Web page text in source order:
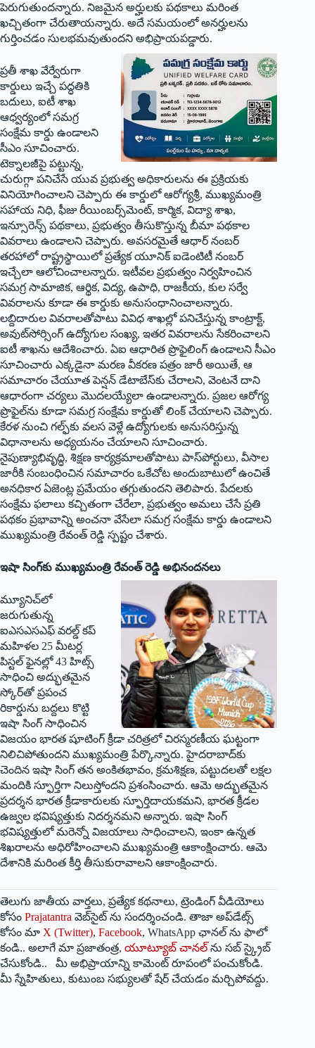
పెరుగుతుందన్నారు. నిజమైన అర్హులకు పథకాలు మరింత
ఖచ్చితంగా చేరుతాయన్నారు. అదే సమయంలో అనర్హులను
గుర్తించడం సులభమవుతుందని అభిప్రాయపడ్డారు.
ప్రతీ శాఖ వేర్వేరుగా
కార్డులు ఇచ్చే పద్ధతికి
బదులు, ఐటీ శాఖ
ఆధ్వర్యంలో సమగ్ర
సంక్షేమ కార్డు ఉండాలని
సీఎం సూచించారు.
టెక్నాలజీపై పట్టున్న,
చురుగ్గా పనిచేసే యువ ప్రభుత్వ అధికారులను ఈ ప్రక్రియకు
వినియోగించాలని చెప్పారు ఈ కార్డులో ఆరోగ్యశ్రీ, ముఖ్యమంత్రి
సహాయ నిధి, ఫీజు రీయింబర్స్‌మెంట్, కార్మిక, విద్యా శాఖ,
ఇన్సూరెన్స్ పథకాలు, ప్రభుత్వం తీసుకొస్తున్న బీమా పథకాల
వివరాలు ఉండాలని చెప్పారు. అవసరమైతే ఆధార్ నంబర్
తరహాలో రాష్ట్రస్థాయిలో ప్రత్యేక యూనిక్ ఐడెంటిటీ నంబర్
ఇచ్చేలా ఆలోచించాలన్నారు. ఇటీవల ప్రభుత్వం నిర్వహించిన
సమగ్ర సామాజిక, ఆర్థిక, విద్య, ఉపాధి, రాజకీయ, కుల సర్వే
వివరాలను కూడా ఈ కార్డుకు అనుసంధానించాలన్నారు.
లబ్దిదారుల వివరాలతోపాటు వివిధ శాఖల్లో పనిచేస్తున్న కాంట్రాక్ట్,
అవుట్‌సోర్సింగ్ ఉద్యోగుల సంఖ్య, ఇతర వివరాలను సేకరించాలని
ఐటీ శాఖను ఆదేశించారు. ఏఐ ఆధారిత ప్రొఫైలింగ్ ఉండాలని సీఎం
సూచించారు ఎక్కడైనా మరణ వీకరణ పత్రం జారీ అయితే, ఆ
సమాచారం చేయూత పెన్షన్ డేటాబేస్‌కు చేరాలని, వెంటనే దాని
ఆధారంగా చర్యలు మొదలయ్యేలా ఉండాలన్నారు. ప్రజల ఆరోగ్య
ప్రొఫైల్‌ను కూడా సమగ్ర సంక్షేమ కార్డుతో లింక్ చేయాలని చెప్పారు.
కేరళ నుంచి గల్ఫ్‌కు వలస వెళ్లే ఉద్యోగులకు అనుసరిస్తున్న
విధానాలను అధ్యయనం చేయాలని సూచించారు.
నైపుణ్యాభివృద్ధి, శిక్షణ కార్యక్రమాలతోపాటు పాస్‌పోర్టులు, వీసాల
జారీకి సంబంధించిన సమాచారం ఒకేచోట అందుబాటులో ఉంచితే
అనధికార ఏజెంట్ల ప్రమేయం తగ్గుతుందని తెలిపారు. పేదలకు
సంక్షేమ ఫలాలు కచ్చితంగా చేరేలా, ప్రభుత్వం అమలు చేసే ప్రతి
పథకం ప్రభావాన్ని అంచనా వేసేలా సమగ్ర సంక్షేమ కార్డు ఉండాలని
ముఖ్యమంత్రి రేవంత్ రెడ్డి స్పష్టం చేశారు.
ఇషా సింగ్‌కు ముఖ్యమంత్రి రేవంత్ రెడ్డి అభినందనలు
మ్యూనిచ్‌లో
జరుగుతున్న
ఐఎసఎసఎఫ్ వరల్డ్ కప్
మహిళల 25 మీటర్ల
పిస్టల్ ఫైనల్లో 43 హిట్స్
సాధించి అద్భుతమైన
స్కోర్‌తో ప్రపంచ
రికార్డును బద్దలు కొట్టి
ఇషా సింగ్ సాధించిన
విజయం భారత షూటింగ్ క్రీడా చరిత్రలో చిరస్మరణీయ ఘట్టంగా
నిలిచిపోతుందని ముఖ్యమంత్రి పేర్కొన్నారు. హైదరాబాద్‌కు
చెందిన ఇషా సింగ్ తన అంకితభావం, క్రమశిక్షణ, పట్టుదలతో లక్షల
మందికి స్ఫూర్తిగా నిలుస్తోందని ప్రశంసించారు. ఆమె అద్భుతమైన
ప్రదర్శన భారత క్రీడాకారులకు స్ఫూర్తిదాయకమని, భారత క్రీడల
ఉజ్వల భవిష్యత్తుకు నిదర్శనమని అన్నారు. ఇషా సింగ్
భవిష్యత్తులో మరెన్నో విజయాలు సాధించాలని, ఇంకా ఉన్నత
శిఖరాలను అధిరోహించాలని ముఖ్యమంత్రి ఆకాంక్షించారు. ఆమె
దేశానికి మరింత కీర్తి తీసుకురావాలని ఆకాంక్షించారు.
తెలుగు జాతీయ వార్తలు, ప్రత్యేక కథనాలు, ట్రెండింగ్ వీడియోలు
కోసం Prajatantra వెబ్‌సైట్ ను సందర్శించండి. తాజా అప్‌డేట్స్
కోసం మా X (Twitter), Facebook, WhatsApp ఛానల్ ను ఫాలో
కండి.. అలాగే మా ప్రజాతంత్ర, యూట్యూబ్ చానల్ ను సబ్ స్క్రైబ్
చేసుకోండి.. మీ అభిప్రాయాన్ని కామెంట్ రూపంలో పంచుకోండి.
మీ స్నేహితులు, కుటుంబ సభ్యులతో షేర్ చేయడం మర్చిపోవద్దు.